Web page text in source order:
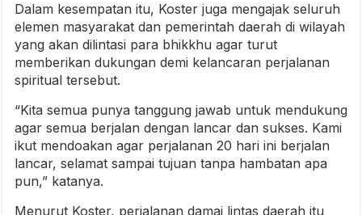
Dalam kesempatan itu, Koster juga mengajak seluruh
elemen masyarakat dan pemerintah daerah di wilayah
yang akan dilintasi para bhikkhu agar turut
memberikan dukungan demi kelancaran perjalanan
spiritual tersebut.
“Kita semua punya tanggung jawab untuk mendukung
agar semua berjalan dengan lancar dan sukses. Kami
ikut mendoakan agar perjalanan 20 hari ini berjalan
lancar, selamat sampai tujuan tanpa hambatan apa
pun,” katanya.
Menurut Koster, perjalanan damai lintas daerah itu